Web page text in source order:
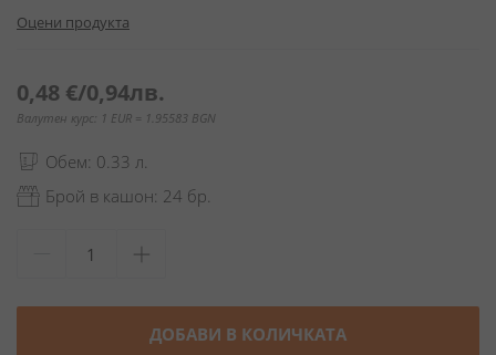
снимки
Оцени продукта
0,48 €/0,94лв.
Валутен курс: 1 EUR = 1.95583 BGN
Обем: 0.33 л.
Брой в кашон: 24 бр.
ДОБАВИ В КОЛИЧКАТА